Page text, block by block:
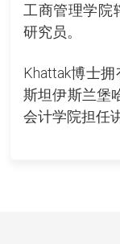
工商管理学院
研究员。
Khattak博士
斯坦伊斯兰堡
会计学院担任